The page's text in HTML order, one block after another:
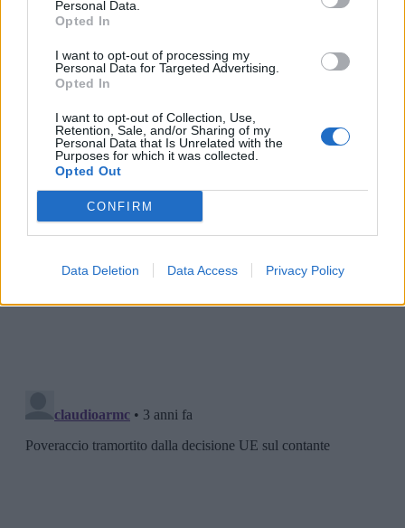
Personal Data.
Opted In
I want to opt-out of processing my
Personal Data for Targeted Advertising.
Opted In
I want to opt-out of Collection, Use,
Retention, Sale, and/or Sharing of my
Personal Data that Is Unrelated with the
Purposes for which it was collected.
Opted Out
CONFIRM
Data Deletion Data Access Privacy Policy